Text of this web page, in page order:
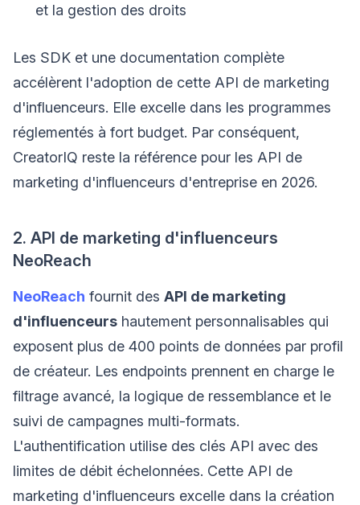
et la gestion des droits
Les SDK et une documentation complète
accélèrent l'adoption de cette API de marketing
d'influenceurs. Elle excelle dans les programmes
réglementés à fort budget. Par conséquent,
CreatorIQ reste la référence pour les API de
marketing d'influenceurs d'entreprise en 2026.
2. API de marketing d'influenceurs
NeoReach
NeoReach fournit des API de marketing
d'influenceurs hautement personnalisables qui
exposent plus de 400 points de données par profil
de créateur. Les endpoints prennent en charge le
filtrage avancé, la logique de ressemblance et le
suivi de campagnes multi-formats.
L'authentification utilise des clés API avec des
limites de débit échelonnées. Cette API de
marketing d'influenceurs excelle dans la création